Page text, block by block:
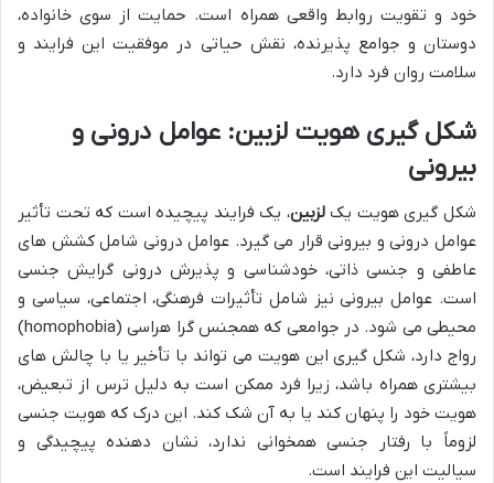
خود و تقویت روابط واقعی همراه است. حمایت از سوی خانواده،
دوستان و جوامع پذیرنده، نقش حیاتی در موفقیت این فرایند و
سلامت روان فرد دارد.
شکل گیری هویت لزبین: عوامل درونی و
بیرونی
شکل گیری هویت یکلزبین، یک فرایند پیچیده است که تحت تأثیر
عوامل درونی و بیرونی قرار می گیرد. عوامل درونی شامل کشش های
عاطفی و جنسی ذاتی، خودشناسی و پذیرش درونی گرایش جنسی
است. عوامل بیرونی نیز شامل تأثیرات فرهنگی، اجتماعی، سیاسی و
محیطی می شود. در جوامعی که همجنس گرا هراسی (homophobia)
رواج دارد، شکل گیری این هویت می تواند با تأخیر یا با چالش های
بیشتری همراه باشد، زیرا فرد ممکن است به دلیل ترس از تبعیض،
هویت خود را پنهان کند یا به آن شک کند. این درک که هویت جنسی
لزوماً با رفتار جنسی همخوانی ندارد، نشان دهنده پیچیدگی و
سیالیت این فرایند است.